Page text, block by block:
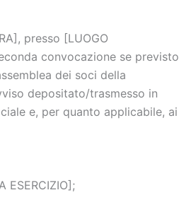
presso [LUOGO
convocazione se previsto
dei soci della
depositato/trasmesso in
e, per quanto applicabile, ai
ESERCIZIO];